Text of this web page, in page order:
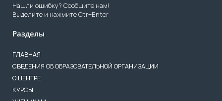
Нашли ошибку? Сообщите нам!
Выделите и нажмите Ctr+Enter
Разделы
ГЛАВНАЯ
СВЕДЕНИЯ ОБ ОБРАЗОВАТЕЛЬНОЙ ОРГАНИЗАЦИИ
О ЦЕНТРЕ
КУРСЫ